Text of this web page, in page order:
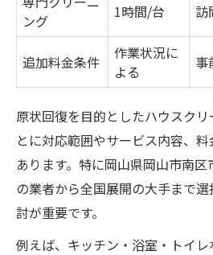
洗濯機や換気扇も任せ
相場を知って無駄なく選ぶ
ハウスクリーニング料
岡山県岡山市南区市場
価格差が生まれるポイ
清掃サービスの相場と
相場内で満足度を上げ
予約タイミングと賢いハウ
予約時期別ハウスクリ
ング
1時間/台 訪
追加料金条件
作業状況に
よる
事
原状回復を目的としたハウスク
とに対応範囲やサービス内容、
あります。特に岡山県岡山市南
の業者から全国展開の大手まで
討が重要です。
例えば、キッチン・浴室・トイ